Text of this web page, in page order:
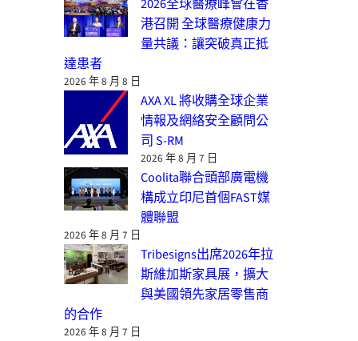
2026全球醫療峰會在香
港召開 全球醫療健康力
量共議：讓突破真正抵
達患者
2026 年 8 月 8 日
AXA XL 將收購全球企業
情報及網絡安全顧問公
司 S-RM
2026 年 8 月 7 日
Coolita聯合頭部廣電機
構成立印尼首個FAST媒
體聯盟
2026 年 8 月 7 日
Tribesigns出席2026年拉
斯維加斯家具展，擴大
與美國領先家居零售商
的合作
2026 年 8 月 7 日